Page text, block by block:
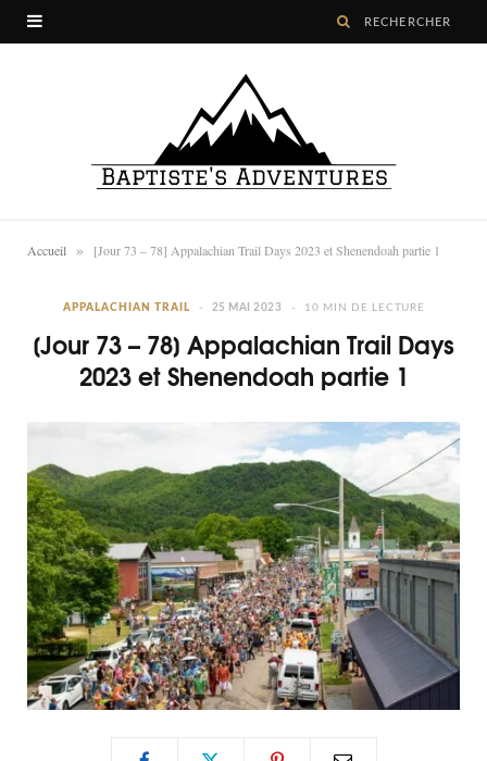
Accueil » [Jour 73 – 78] Appalachian Trail Days 2023 et Shenendoah partie 1
APPALACHIAN TRAIL 25 MAI 2023 10 MIN DE LECTURE
[Jour 73 – 78] Appalachian Trail Days
2023 et Shenendoah partie 1